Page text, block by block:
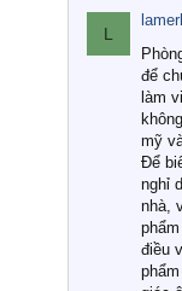
L
để
làm
mỹ
Để
nghỉ
nhà,
điều